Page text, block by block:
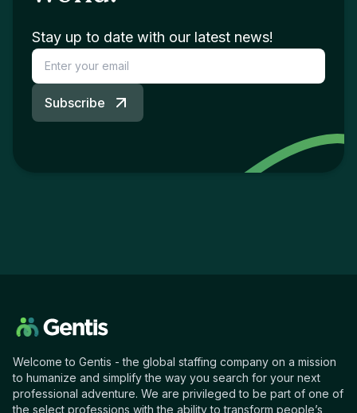
Stay up to date with our latest news!
Subscribe
Welcome to Gentis - the global staffing company on a mission
to humanize and simplify the way you search for your next
professional adventure. We are privileged to be part of one of
the select professions with the ability to transform people’s